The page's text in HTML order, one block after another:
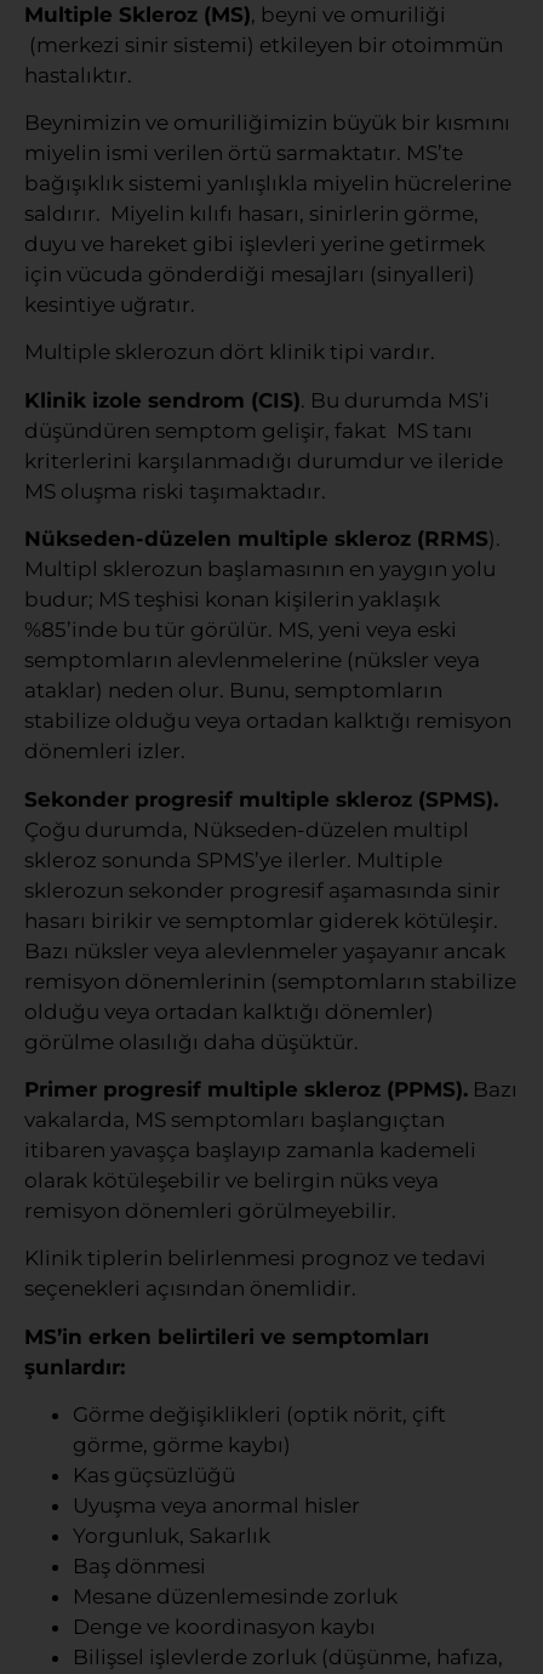
Multiple Skleroz (MS), beyni ve omuriliği
(merkezi sinir sistemi) etkileyen bir otoimmün
hastalıktır.
Beynimizin ve omuriliğimizin büyük bir kısmını
miyelin ismi verilen örtü sarmaktatır. MS’te
bağışıklık sistemi yanlışlıkla miyelin hücrelerine
saldırır. Miyelin kılıfı hasarı, sinirlerin görme,
duyu ve hareket gibi işlevleri yerine getirmek
için vücuda gönderdiği mesajları (sinyalleri)
kesintiye uğratır.
Multiple sklerozun dört klinik tipi vardır.
Klinik izole sendrom (CIS). Bu durumda MS’i
düşündüren semptom gelişir, fakat MS tanı
kriterlerini karşılanmadığı durumdur ve ileride
MS oluşma riski taşımaktadır.
Nükseden-düzelen multiple skleroz (RRMS).
Multipl sklerozun başlamasının en yaygın yolu
budur; MS teşhisi konan kişilerin yaklaşık
%85’inde bu tür görülür. MS, yeni veya eski
semptomların alevlenmelerine (nüksler veya
ataklar) neden olur. Bunu, semptomların
stabilize olduğu veya ortadan kalktığı remisyon
dönemleri izler.
Sekonder progresif multiple skleroz (SPMS).
Çoğu durumda, Nükseden-düzelen multipl
skleroz sonunda SPMS’ye ilerler. Multiple
sklerozun sekonder progresif aşamasında sinir
hasarı birikir ve semptomlar giderek kötüleşir.
Bazı nüksler veya alevlenmeler yaşayanır ancak
remisyon dönemlerinin (semptomların stabilize
olduğu veya ortadan kalktığı dönemler)
görülme olasılığı daha düşüktür.
Primer progresif multiple skleroz (PPMS). Bazı
vakalarda, MS semptomları başlangıçtan
itibaren yavaşça başlayıp zamanla kademeli
olarak kötüleşebilir ve belirgin nüks veya
remisyon dönemleri görülmeyebilir.
Klinik tiplerin belirlenmesi prognoz ve tedavi
seçenekleri açısından önemlidir.
MS’in erken belirtileri ve semptomları
şunlardır:
Görme değişiklikleri (optik nörit, çift
görme, görme kaybı)
Kas güçsüzlüğü
Uyuşma veya anormal hisler
Yorgunluk, Sakarlık
Baş dönmesi
Mesane düzenlemesinde zorluk
Denge ve koordinasyon kaybı
Bilişsel işlevlerde zorluk (düşünme, hafıza,